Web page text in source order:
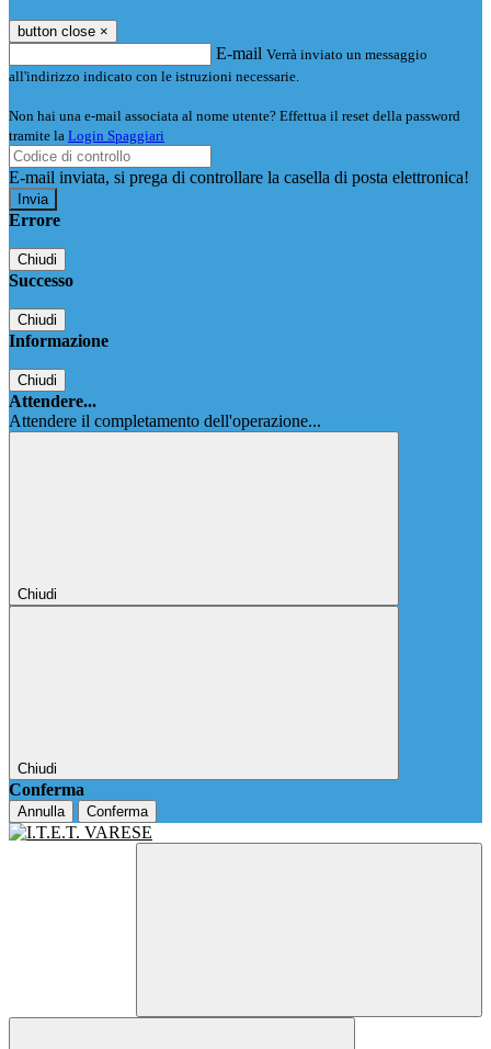
button close ×
E-mail Verrà inviato un messaggio
all'indirizzo indicato con le istruzioni necessarie.
Non hai una e-mail associata al nome utente? Effettua il reset della password
tramite la Login Spaggiari
E-mail inviata, si prega di controllare la casella di posta elettronica!
Errore
Chiudi
Successo
Chiudi
Informazione
Chiudi
Attendere...
Attendere il completamento dell'operazione...
Chiudi
Chiudi
Conferma
Annulla Conferma